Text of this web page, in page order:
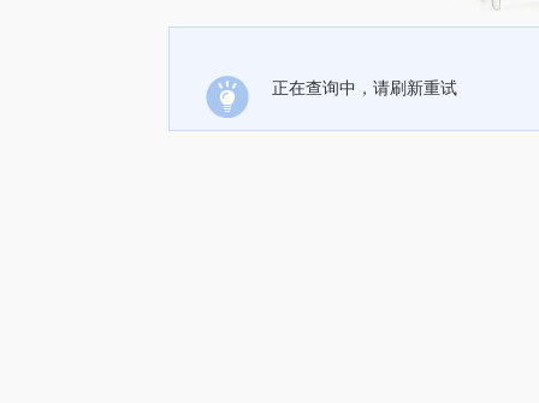
正在查询中，请刷新重试